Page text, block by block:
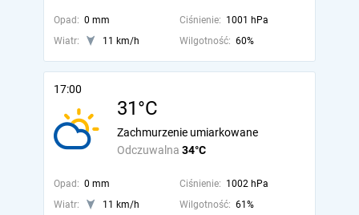
Opad: 0 mm Ciśnienie: 1001 hPa
Wiatr:
11 km/h Wilgotność: 60%
17:00
31°C
Odczuwalna 34°C
Zachmurzenie umiarkowane
Opad: 0 mm Ciśnienie: 1002 hPa
Wiatr:
11 km/h Wilgotność: 61%